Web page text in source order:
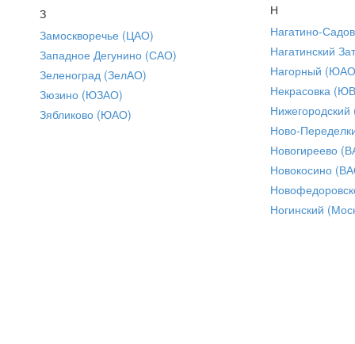
З
Замоскворечье (ЦАО)
Западное Дегунино (САО)
Зеленоград (ЗелАО)
Зюзино (ЮЗАО)
Зябликово (ЮАО)
Н
Нагатино-
Нагатинский
Нагорный
Некрасовка
Ново-
Новогиреево
Новокосино
Ногинский